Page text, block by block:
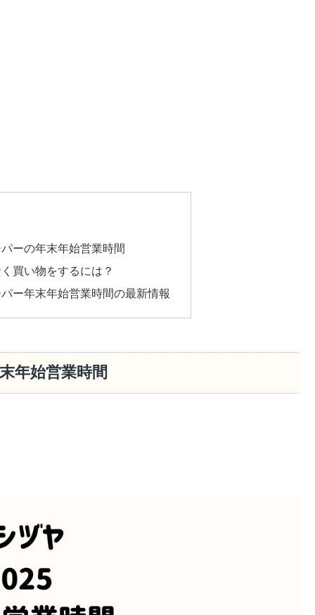
ーの年末年始営業時間
買い物をするには？
ー年末年始営業時間の最新情報
年始営業時間